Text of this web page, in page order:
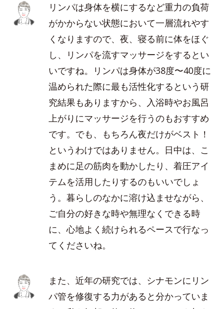
リンパは身体を横にするなど重力の負荷
がかからない状態において一層流れやす
くなりますので、夜、寝る前に体をほぐ
し、リンパを流すマッサージをするとい
いですね。リンパは身体が38度〜40度に
温められた際に最も活性化するという研
究結果もありますから、入浴時やお風呂
上がりにマッサージを行うのもおすすめ
です。でも、もちろん夜だけがベスト！
というわけではありません。日中は、こ
まめに足の筋肉を動かしたり、着圧アイ
テムを活用したりするのもいいでしょ
う。暮らしのなかに溶け込ませながら、
ご自分の好きな時や無理なくできる時
に、心地よく続けられるペースで行なっ
てくださいね。
また、近年の研究では、シナモンにリン
パ管を修復する力があると分かっていま